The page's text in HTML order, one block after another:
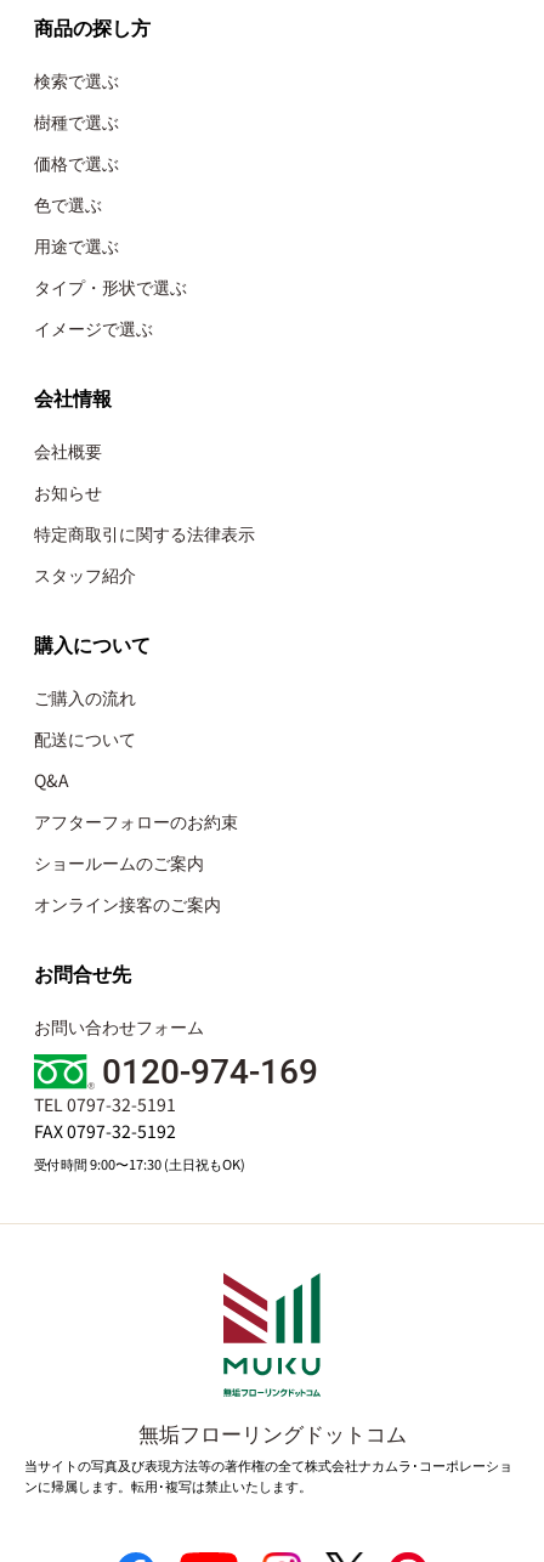
商品の探し方
検索で選ぶ
樹種で選ぶ
価格で選ぶ
色で選ぶ
用途で選ぶ
タイプ・形状で選ぶ
イメージで選ぶ
会社情報
会社概要
お知らせ
特定商取引に関する法律表示
スタッフ紹介
購入について
ご購入の流れ
配送について
Q&A
アフターフォローのお約束
ショールームのご案内
オンライン接客のご案内
お問合せ先
お問い合わせフォーム
0120-974-169
TEL 0797-32-5191
FAX 0797-32-5192
受付時間 9:00〜17:30 (土日祝もOK)
無垢フローリングドットコム
当サイトの写真及び表現方法等の著作権の全て株式会社ナカムラ･コーポレーショ
ンに帰属します。転用･複写は禁止いたします。